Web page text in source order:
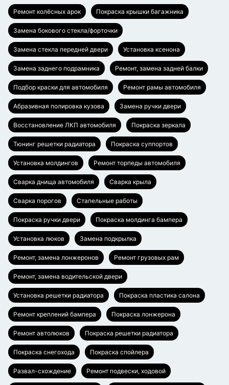
Ремонт колёсных арок Покраска крышки багажника
Замена бокового стекла/форточки
Замена стекла передней двери Установка ксенона
Замена заднего подрамника Ремонт, замена задней балки
Подбор краски для автомобиля Ремонт рамы автомобиля
Абразивная полировка кузова Замена ручки двери
Восстановление ЛКП автомобиля Покраска зеркала
Тюнинг решетки радиатора Покраска суппортов
Установка молдингов Ремонт торпеды автомобиля
Сварка днища автомобиля Сварка крыла
Сварка порогов Стапельные работы
Покраска ручки двери Покраска молдинга бампера
Установка люков Замена подкрылка
Ремонт, замена лонжеронов Ремонт грузовых рам
Ремонт, замена водительской двери
Установка решетки радиатора Покраска пластика салона
Ремонт креплений бампера Покраска лонжерона
Ремонт автолюков Покраска решетки радиатора
Покраска снегохода Покраска спойлера
Развал-схождение Ремонт подвески, ходовой